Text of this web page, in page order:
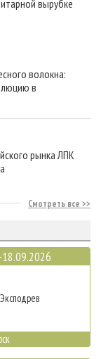
вырубке
волокна:
в
рынка ЛПК
Смотреть все
Эксподрев